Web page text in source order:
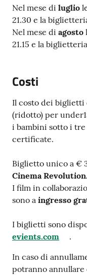
Nel mese di luglio
21.30 e la
Nel mese di agosto
21.15 e la
Costi
Il costo dei biglietti
(ridotto) per
i bambini sotto i
certificate.
Biglietto unico a €
Cinema Revolution.
I film in
sono a ingresso
I biglietti sono
evients.com
.
In caso di
potranno